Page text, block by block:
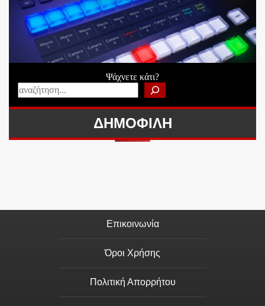
Ψάχνετε κάτι?
ΔΗΜΟΦΙΛΗ
Επικοινωνία
Όροι Χρήσης
Πολιτική Απορρήτου